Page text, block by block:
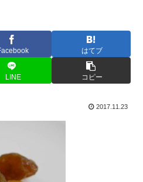
はてブ
LINE コピー
2017.11.23